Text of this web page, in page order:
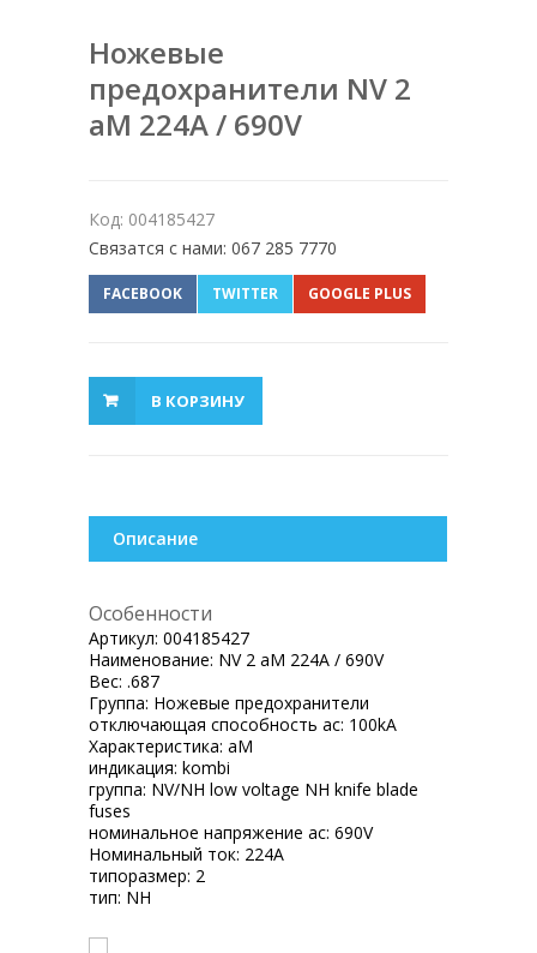
Ножевые
предохранители NV 2
aM 224A / 690V
Код: 004185427
Связатся с нами: 067 285 7770
FACEBOOK TWITTER GOOGLE PLUS
В КОРЗИНУ
Описание
Особенности
Артикул: 004185427
Наименование: NV 2 aM 224A / 690V
Вес: .687
Группа: Ножевые предохранители
отключающая способность ac: 100kA
Характеристика: aM
индикация: kombi
группа: NV/NH low voltage NH knife blade
fuses
номинальное напряжение ac: 690V
Номинальный ток: 224A
типоразмер: 2
тип: NH